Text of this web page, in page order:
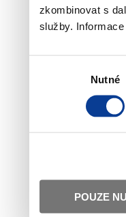
zkombinovat s
služby.
Nutné
POUZE